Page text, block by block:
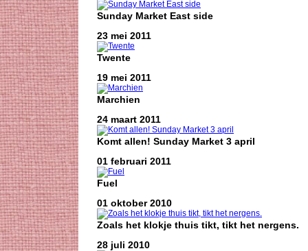
Sunday Market East side
23 mei 2011
Twente
19 mei 2011
Marchien
24 maart 2011
Komt allen! Sunday Market 3 april
01 februari 2011
Fuel
01 oktober 2010
Zoals het klokje thuis tikt, tikt het nergens.
28 juli 2010